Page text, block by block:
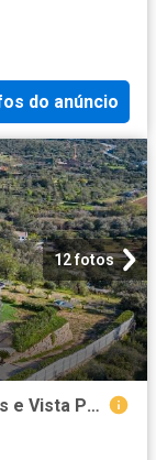
do anúncio
12 fotos
Elegante Villa Moderna com 4 Quartos e Vista Panorâmica 264m² Querença, Tôr e Benafim